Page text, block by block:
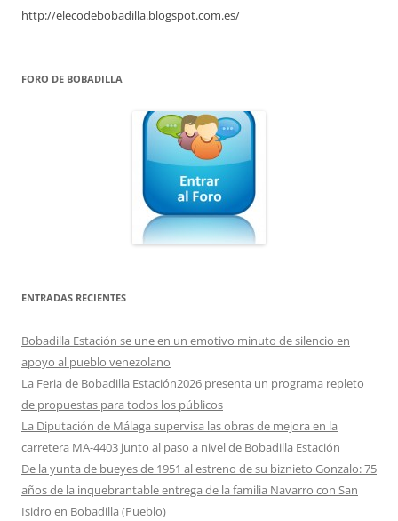
http://elecodebobadilla.blogspot.com.es/
FORO DE BOBADILLA
ENTRADAS RECIENTES
Bobadilla Estación se une en un emotivo minuto de silencio en
apoyo al pueblo venezolano
La Feria de Bobadilla Estación2026 presenta un programa repleto
de propuestas para todos los públicos
La Diputación de Málaga supervisa las obras de mejora en la
carretera MA-4403 junto al paso a nivel de Bobadilla Estación
De la yunta de bueyes de 1951 al estreno de su biznieto Gonzalo: 75
años de la inquebrantable entrega de la familia Navarro con San
Isidro en Bobadilla (Pueblo)